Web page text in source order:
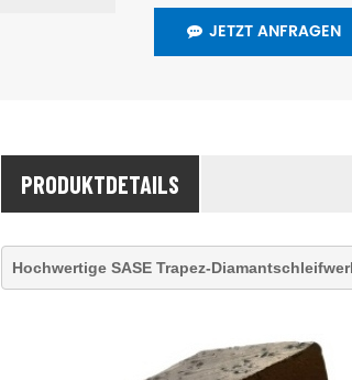
JETZT ANFRAGEN
PRODUKTDETAILS
Hochwertige SASE Trapez-